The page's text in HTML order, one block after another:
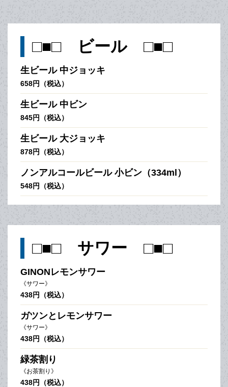
□■□ ビール □■□
生ビール 中ジョッキ
658円（税込）
生ビール 中ビン
845円（税込）
生ビール 大ジョッキ
878円（税込）
ノンアルコールビール 小ビン（334ml）
548円（税込）
□■□ サワー □■□
GINONレモンサワー
《サワー》
438円（税込）
ガツンとレモンサワー
《サワー》
438円（税込）
緑茶割り
《お茶割り》
438円（税込）